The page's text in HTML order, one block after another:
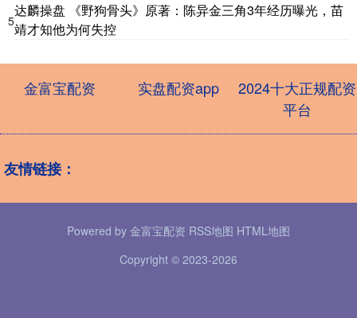
5
达麟操盘 《野狗骨头》原著：陈异金三角3年经历曝光，苗
靖才知他为何失控
金富宝配资 实盘配资app
2024十大正规配资
平台
友情链接：
Powered by 金富宝配资 RSS地图 HTML地图
Copyright © 2023-2026